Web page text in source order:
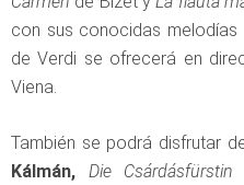
con sus conocidas
de Verdi se ofrecerá en
Viena.
También se podrá disfrutar
Kálmán,
Die Csárdásfürstin